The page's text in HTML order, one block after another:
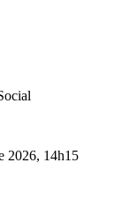
2026, 14h15